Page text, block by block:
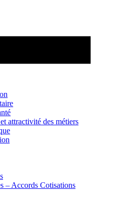
attractivité des métiers
– Accords Cotisations